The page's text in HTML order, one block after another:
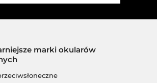
marki okularów